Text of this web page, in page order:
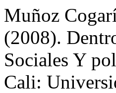
Muñoz
(2008).
Sociales Y
Cali: